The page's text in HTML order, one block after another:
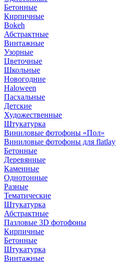
Бетонные
Кирпичные
Bokeh
Абстрактные
Винтажные
Узорные
Цветочные
Школьные
Новогодние
Haloween
Пасхальные
Детские
Художественные
Штукатурка
Виниловые фотофоны «Пол»
Виниловые фотофоны для flatlay
Бетонные
Деревянные
Каменные
Однотонные
Разные
Тематические
Штукатурка
Абстрактные
Пазловые 3D фотофоны
Кирпичные
Бетонные
Штукатурка
Винтажные